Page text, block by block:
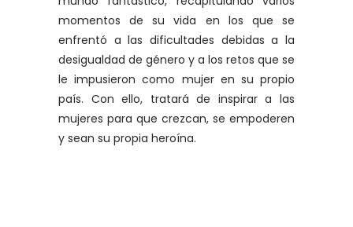
momentos de su vida en los que se
enfrentó a las dificultades debidas a la
desigualdad de género y a los retos que se
le impusieron como mujer en su propio
país. Con ello, tratará de inspirar a las
mujeres para que crezcan, se empoderen
y sean su propia heroína.